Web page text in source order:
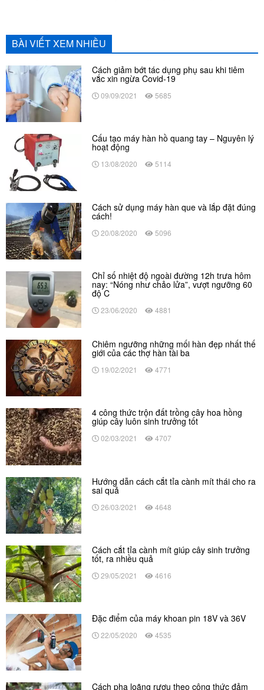
BÀI VIẾT XEM NHIỀU
Cách giảm bớt tác dụng phụ sau khi tiêm
vắc xin ngừa Covid-19
09/09/2021 5685
Cấu tạo máy hàn hồ quang tay – Nguyên lý
hoạt động
13/08/2020 5114
Cách sử dụng máy hàn que và lắp đặt đúng
cách!
20/08/2020 5096
Chỉ số nhiệt độ ngoài đường 12h trưa hôm
nay: “Nóng như chảo lửa”, vượt ngưỡng 60
độ C
23/06/2020 4881
Chiêm ngưỡng những mối hàn đẹp nhất thế
giới của các thợ hàn tài ba
19/02/2021 4771
4 công thức trộn đất trồng cây hoa hồng
giúp cây luôn sinh trưởng tốt
02/03/2021 4707
Hướng dẫn cách cắt tỉa cành mít thái cho ra
sai quả
26/03/2021 4648
Cách cắt tỉa cành mít giúp cây sinh trưởng
tốt, ra nhiều quả
29/05/2021 4616
Đặc điểm của máy khoan pin 18V và 36V
22/05/2020 4535
Cách pha loãng rượu theo công thức đảm